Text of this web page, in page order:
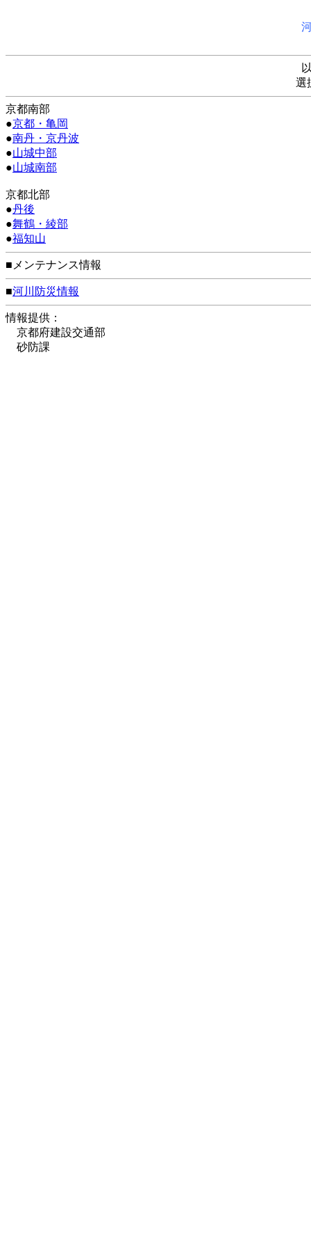
選
京都南部
●京都・亀岡
●南丹・京丹波
●山城中部
●山城南部
京都北部
●丹後
●舞鶴・綾部
●福知山
■メンテナンス情報
■河川防災情報
情報提供：
京都府建設交通部
砂防課